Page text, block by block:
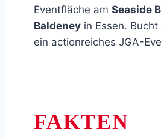
Eventfläche am Seaside
Baldeney in Essen.
ein actionreiches JGA-
FAKTEN